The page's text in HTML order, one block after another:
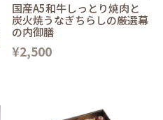
国産A5和牛しっとり焼肉と
炭火焼うなぎちらしの厳選幕
の内御膳
¥2,500